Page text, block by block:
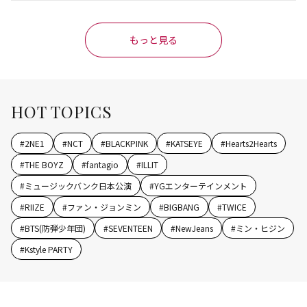
もっと見る
HOT TOPICS
#2NE1 #NCT #BLACKPINK #KATSEYE #Hearts2Hearts
#THE BOYZ #fantagio #ILLIT
#ミュージックバンク日本公演 #YGエンターテインメント
#RIIZE #ファン・ジョンミン #BIGBANG #TWICE
#BTS(防弾少年団) #SEVENTEEN #NewJeans #ミン・ヒジン
#Kstyle PARTY